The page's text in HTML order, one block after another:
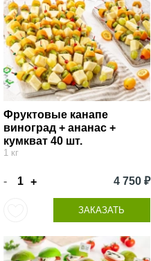
Фруктовые канапе
виноград + ананас +
кумкват 40 шт.
1 кг
- + 4 750 ₽
ЗАКАЗАТЬ